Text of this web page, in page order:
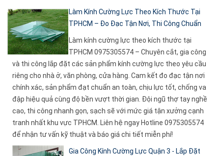
Làm Kính Cường Lực Theo Kích Thước Tại
TPHCM – Đo Đạc Tận Nơi, Thi Công Chuẩn
Làm kính cường lực theo kích thước tại
TPHCM 0975305574 – Chuyên cắt, gia công
và thi công lắp đặt các sản phẩm kính cường lực theo yêu cầu
riêng cho nhà ở, văn phòng, cửa hàng. Cam kết đo đạc tận nơi
chính xác, sản phẩm đạt chuẩn an toàn, chịu lực tốt, chống va
đập hiệu quả cùng độ bền vượt thời gian. Đội ngũ thợ tay nghề
cao, thi công nhanh gọn, sạch sẽ với mức giá tận xưởng cạnh
tranh nhất khu vực TPHCM. Liên hệ ngay Hotline 0975305574
để nhận tư vấn kỹ thuật và báo giá chi tiết miễn phí!
Gia Công Kính Cường Lực Quận 3 - Lắp Đặt